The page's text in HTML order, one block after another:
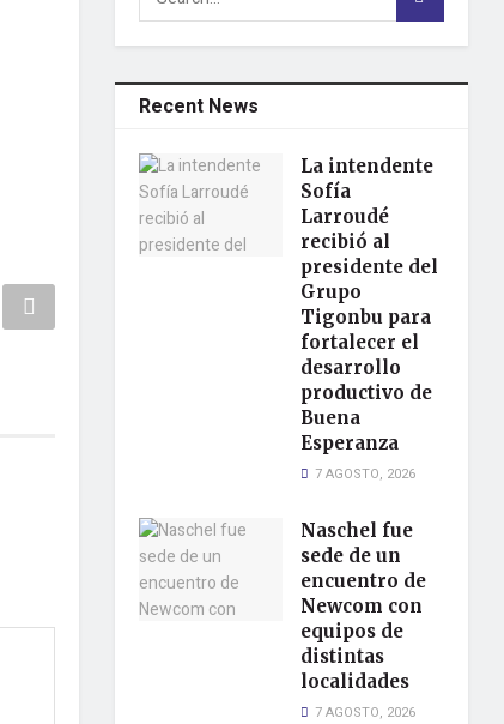
Recent News
La intendente
Sofía
Larroudé
recibió al
presidente del
Grupo
Tigonbu para
fortalecer el
desarrollo
productivo de
Buena
Esperanza
7 AGOSTO, 2026
Naschel fue
sede de un
encuentro de
Newcom con
equipos de
distintas
localidades
7 AGOSTO, 2026